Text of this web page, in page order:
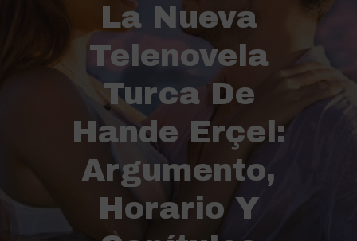
La Nueva
Telenovela
Turca De
Hande Erçel:
Argumento,
Horario Y